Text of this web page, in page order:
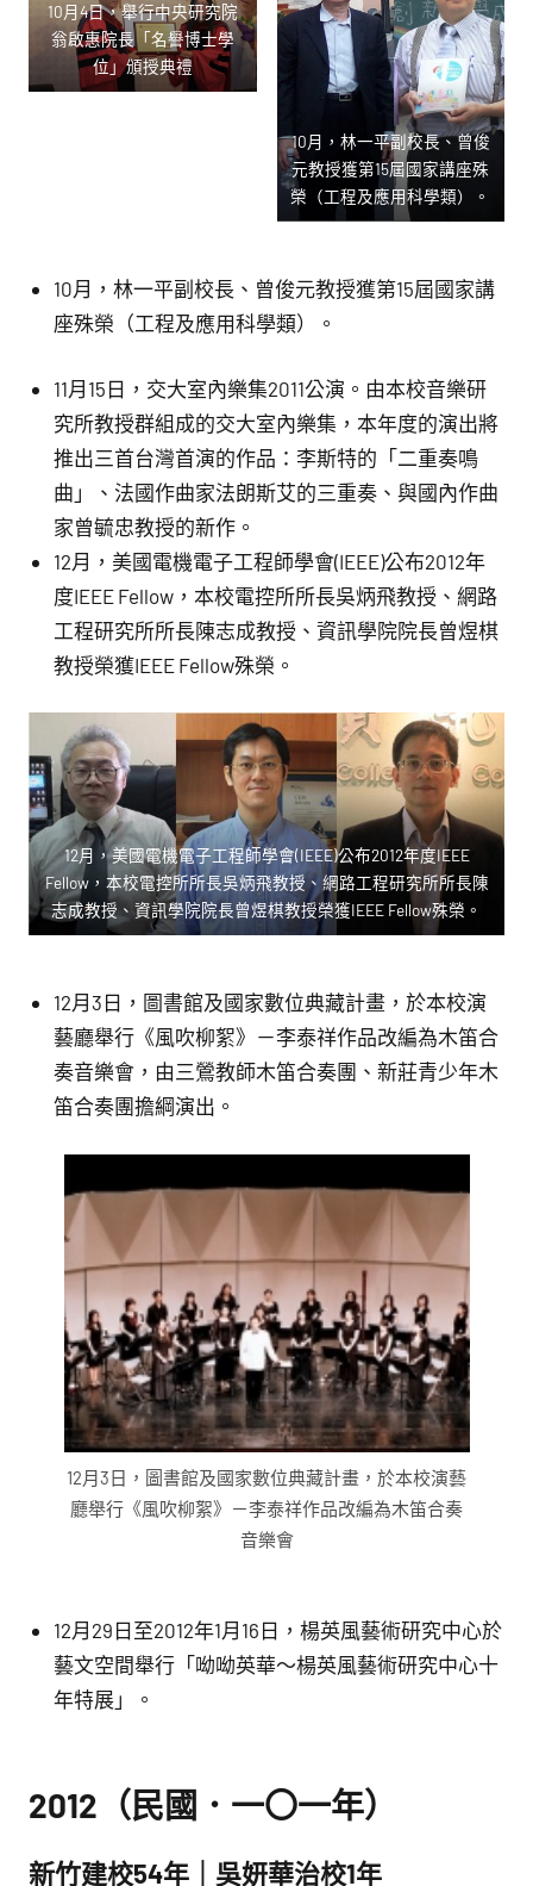
10月4日，舉行中央研究院
翁啟惠院長「名譽博士學
位」頒授典禮
10月，林一平副校長、曾俊
元教授獲第15屆國家講座殊
榮（工程及應用科學類）。
10月，林一平副校長、曾俊元教授獲第15屆國家講
座殊榮（工程及應用科學類）。
11月15日，交大室內樂集2011公演。由本校音樂研
究所教授群組成的交大室內樂集，本年度的演出將
推出三首台灣首演的作品：李斯特的「二重奏鳴
曲」、法國作曲家法朗斯艾的三重奏、與國內作曲
家曾毓忠教授的新作。
12月，美國電機電子工程師學會(IEEE)公布2012年
度IEEE Fellow，本校電控所所長吳炳飛教授、網路
工程研究所所長陳志成教授、資訊學院院長曾煜棋
教授榮獲IEEE Fellow殊榮。
12月，美國電機電子工程師學會(IEEE)公布2012年度IEEE
Fellow，本校電控所所長吳炳飛教授、網路工程研究所所長陳
志成教授、資訊學院院長曾煜棋教授榮獲IEEE Fellow殊榮。
12月3日，圖書館及國家數位典藏計畫，於本校演
藝廳舉行《風吹柳絮》－李泰祥作品改編為木笛合
奏音樂會，由三鶯教師木笛合奏團、新莊青少年木
笛合奏團擔綱演出。
12月3日，圖書館及國家數位典藏計畫，於本校演藝
廳舉行《風吹柳絮》－李泰祥作品改編為木笛合奏
音樂會
12月29日至2012年1月16日，楊英風藝術研究中心於
藝文空間舉行「呦呦英華～楊英風藝術研究中心十
年特展」。
2012（民國．一〇一年）
新竹建校54年｜吳妍華治校1年